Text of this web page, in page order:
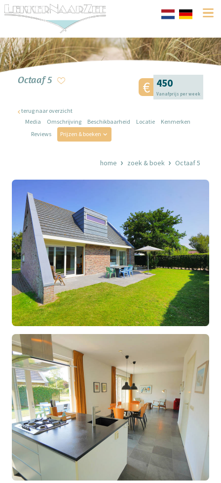
Octaaf 5 450
Vanafprijs per week
terug naar overzicht
Media
Omschrijving Beschikbaarheid Locatie
Kenmerken
Reviews
Prijzen & boeken
home zoek & boek Octaaf 5